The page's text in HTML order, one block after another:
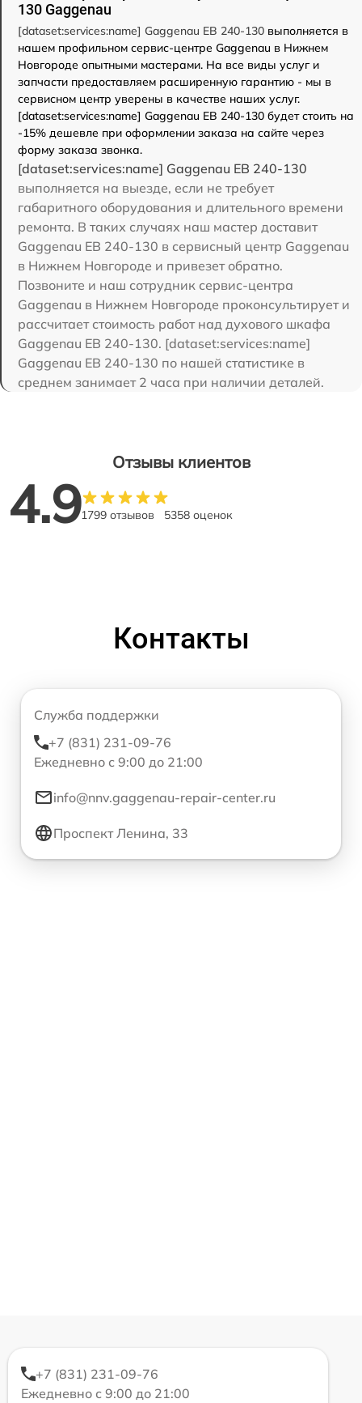
130 Gaggenau
[dataset:services:name] Gaggenau EB 240-130 выполняется в
нашем профильном сервис-центре Gaggenau в Нижнем
Новгороде опытными мастерами. На все виды услуг и
запчасти предоставляем расширенную гарантию - мы в
сервисном центр уверены в качестве наших услуг.
[dataset:services:name] Gaggenau EB 240-130 будет стоить на
-15% дешевле при оформлении заказа на сайте через
форму заказа звонка.
[dataset:services:name] Gaggenau EB 240-130
выполняется на выезде, если не требует
габаритного оборудования и длительного времени
ремонта. В таких случаях наш мастер доставит
Gaggenau EB 240-130 в сервисный центр Gaggenau
в Нижнем Новгороде и привезет обратно.
Позвоните и наш сотрудник сервис-центра
Gaggenau в Нижнем Новгороде проконсультирует и
рассчитает стоимость работ над духового шкафа
Gaggenau EB 240-130. [dataset:services:name]
Gaggenau EB 240-130 по нашей статистике в
среднем занимает 2 часа при наличии деталей.
Отзывы клиентов
4.91799 отзывов 5358 оценок
Контакты
Служба поддержки
+7 (831) 231-09-76
Ежедневно с 9:00 до 21:00
info@nnv.gaggenau-repair-center.ru
Проспект Ленина, 33
+7 (831) 231-09-76
Ежедневно с 9:00 до 21:00